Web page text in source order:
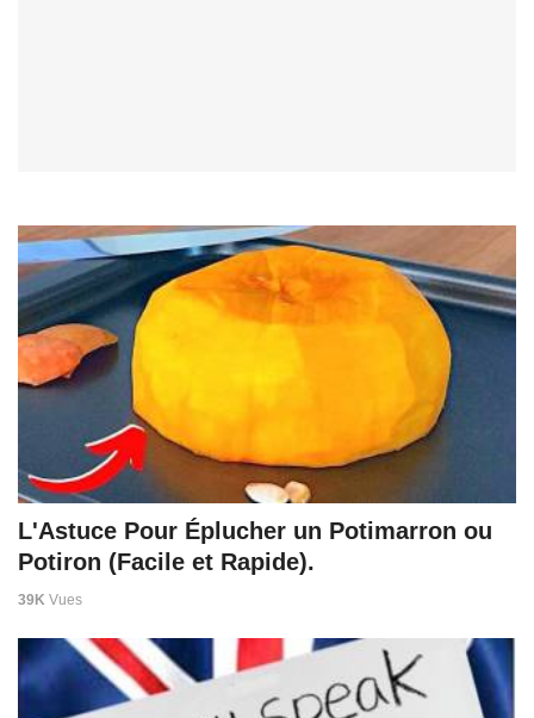
L'Astuce Pour Éplucher un Potimarron ou
Potiron (Facile et Rapide).
39K Vues